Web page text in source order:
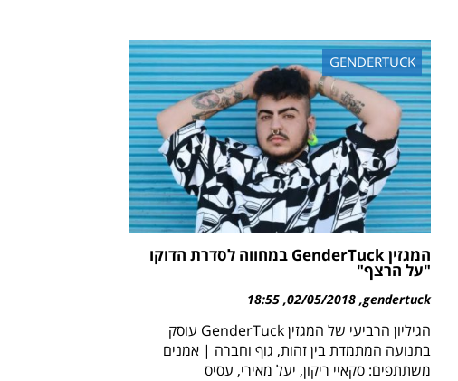
GENDERTUCK
המגזין GenderTuck במחווה לסדרת הדוקו
"על הרצף"
gendertuck
02/05/2018
18:55
הגיליון הרביעי של המגזין GenderTuck עוסק
בתנועה המתמדת בין זהות, גוף וחברה | אמנים
משתתפים: סקאיי ריקון, יעל מאירי, עסיס